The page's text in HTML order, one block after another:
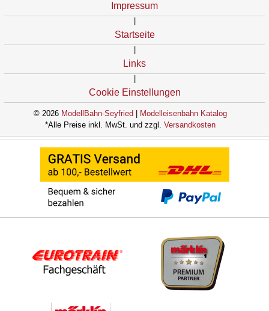
Impressum
Startseite
Links
Cookie Einstellungen
© 2026 ModellBahn-Seyfried
Modelleisenbahn Katalog
*Alle Preise inkl. MwSt. und zzgl. Versandkosten